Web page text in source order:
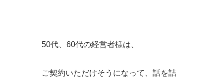
50代、60代の経営者様は、
ご契約いただけそうになって、話を詰